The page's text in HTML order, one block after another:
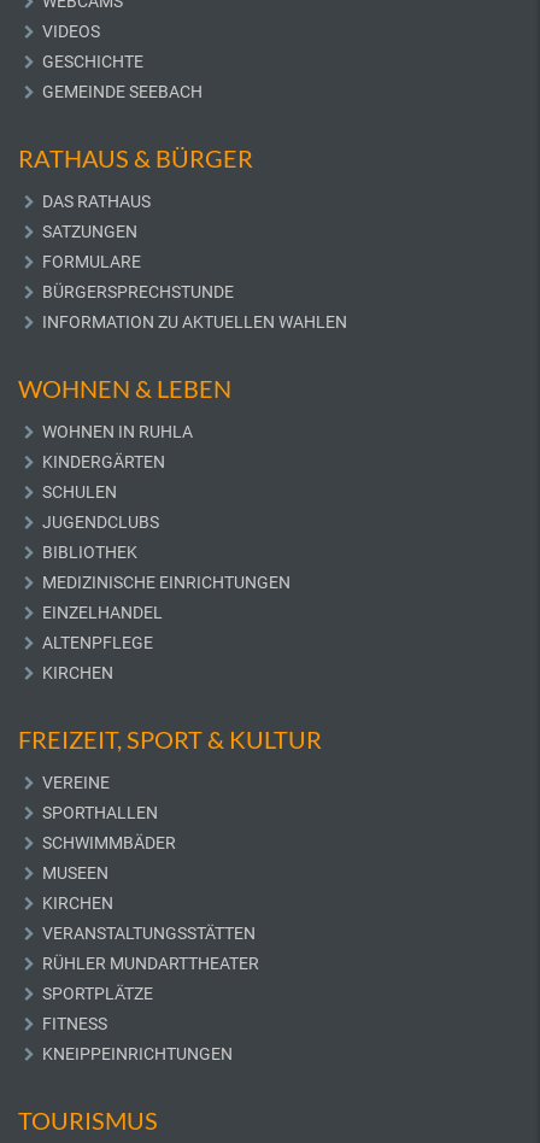
VIDEOS
GESCHICHTE
GEMEINDE SEEBACH
RATHAUS & BÜRGER
DAS RATHAUS
SATZUNGEN
FORMULARE
BÜRGERSPRECHSTUNDE
INFORMATION ZU AKTUELLEN WAHLEN
WOHNEN & LEBEN
WOHNEN IN RUHLA
KINDERGÄRTEN
SCHULEN
JUGENDCLUBS
BIBLIOTHEK
MEDIZINISCHE EINRICHTUNGEN
EINZELHANDEL
ALTENPFLEGE
KIRCHEN
FREIZEIT, SPORT & KULTUR
VEREINE
SPORTHALLEN
SCHWIMMBÄDER
MUSEEN
KIRCHEN
VERANSTALTUNGSSTÄTTEN
RÜHLER MUNDARTTHEATER
SPORTPLÄTZE
FITNESS
KNEIPPEINRICHTUNGEN
TOURISMUS